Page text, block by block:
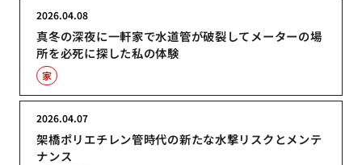
真冬の深夜に一軒家で水道管が破裂してメーターの場
所を必死に探した私の体験
2026.04.08
家
架橋ポリエチレン管時代の新たな水撃リスクとメンテ
ナンス
2026.04.07